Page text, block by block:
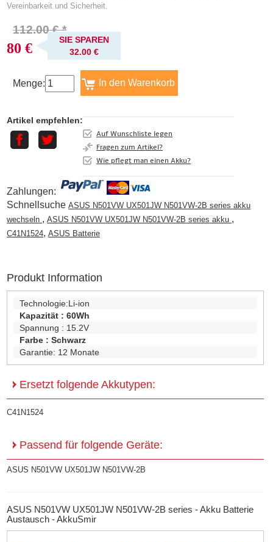
Vereinbarkeit und Sicherheit.
112.00 € *
80 €
SIE SPAREN
32.00 €
Menge:
Artikel empfehlen:
Auf Wunschliste legen
Fragen zum Artikel?
Wie pflegt man einen Akku?
Zahlungen:
SchnellsucheASUS N501VW UX501JW N501VW-2B series akku
wechseln ,ASUS N501VW UX501JW N501VW-2B series akku ,
C41N1524,ASUS Batterie
Produkt Information
Technologie:Li-ion
Kapazität :60Wh
Spannung : 15.2V
Farbe :Schwarz
Garantie: 12 Monate
Ersetzt folgende Akkutypen:
C41N1524
Passend für folgende Geräte:
ASUS N501VW UX501JW N501VW-2B
ASUS N501VW UX501JW N501VW-2B series - Akku Batterie
Austausch - AkkuSmir